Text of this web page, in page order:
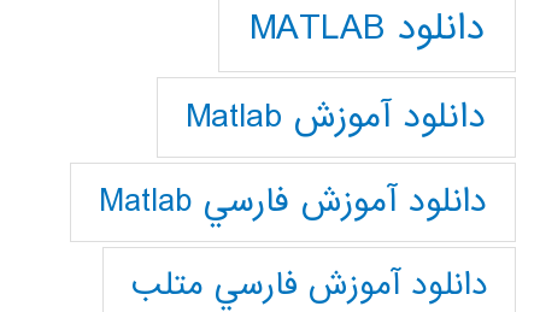
دانلود MATLAB
دانلود آموزش Matlab
دانلود آموزش فارسي Matlab
دانلود آموزش فارسي متلب